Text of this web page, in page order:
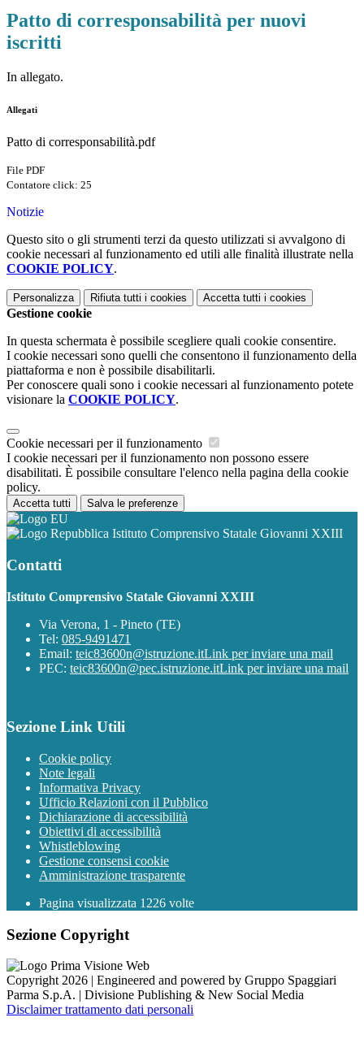
Patto di corresponsabilità per nuovi
iscritti
In allegato.
Allegati
Patto di corresponsabilità.pdf
File PDF
Contatore click: 25
Notizie
Questo sito o gli strumenti terzi da questo utilizzati si avvalgono di
cookie necessari al funzionamento ed utili alle finalità illustrate nella
COOKIE POLICY.
Personalizza Rifiuta tutti i cookies Accetta tutti i cookies
Gestione cookie
In questa schermata è possibile scegliere quali cookie consentire.
I cookie necessari sono quelli che consentono il funzionamento della
piattaforma e non è possibile disabilitarli.
Per conoscere quali sono i cookie necessari al funzionamento potete
visionare la COOKIE POLICY.
Cookie necessari per il funzionamento
I cookie necessari per il funzionamento non possono essere
disabilitati. È possibile consultare l'elenco nella pagina della cookie
policy.
Accetta tutti Salva le preferenze
Istituto Comprensivo Statale Giovanni XXIII
Contatti
Istituto Comprensivo Statale Giovanni XXIII
Via Verona, 1 - Pineto (TE)
Tel: 085-9491471
Email: teic83600n@istruzione.itLink per inviare una mail
PEC: teic83600n@pec.istruzione.itLink per inviare una mail
Sezione Link Utili
Cookie policy
Note legali
Informativa Privacy
Ufficio Relazioni con il Pubblico
Dichiarazione di accessibilità
Obiettivi di accessibilità
Whistleblowing
Gestione consensi cookie
Amministrazione trasparente
Pagina visualizzata 1226 volte
Sezione Copyright
Copyright 2026 | Engineered and powered by Gruppo Spaggiari
Parma S.p.A. | Divisione Publishing & New Social Media
Disclaimer trattamento dati personali